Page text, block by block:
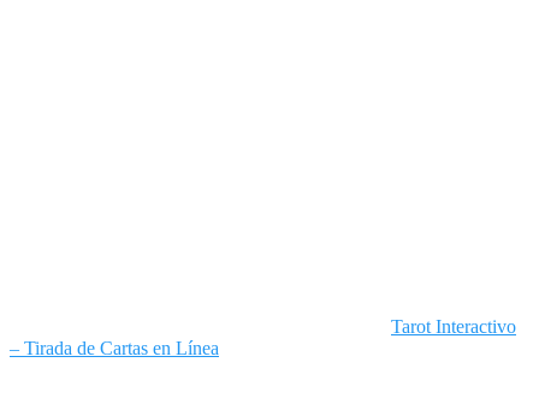
Tarot Interactivo
– Tirada de Cartas en Línea